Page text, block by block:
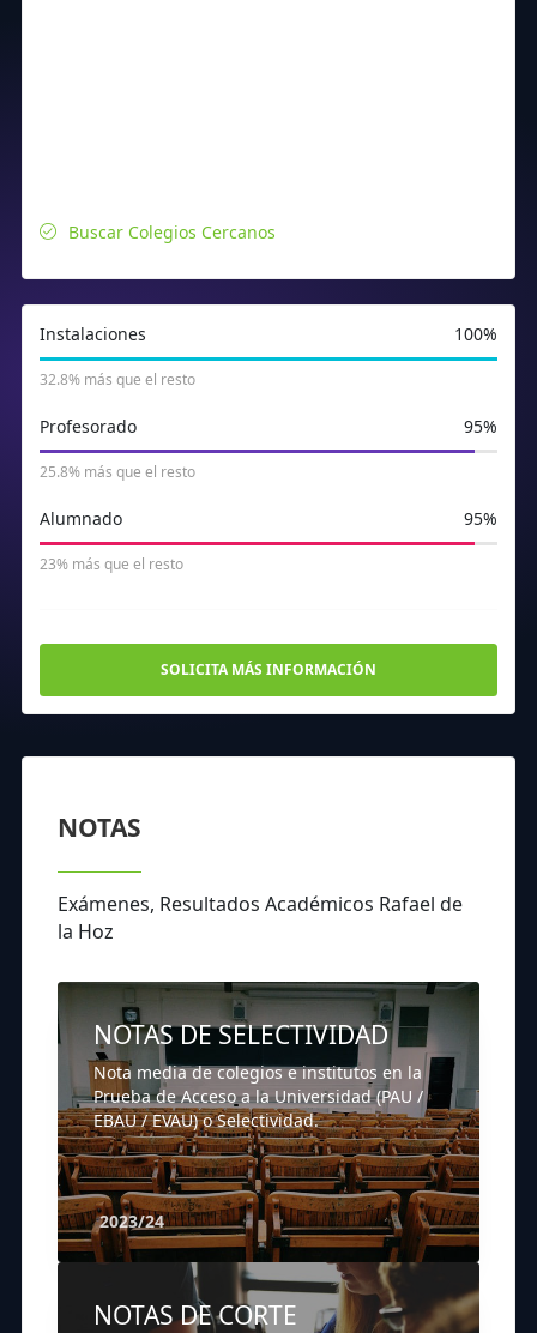
Buscar Colegios Cercanos
Instalaciones 100%
32.8% más que el resto
Profesorado 95%
25.8% más que el resto
Alumnado 95%
23% más que el resto
SOLICITA MÁS INFORMACIÓN
NOTAS
Exámenes, Resultados Académicos Rafael de
la Hoz
NOTAS DE SELECTIVIDAD
Nota media de colegios e institutos en la
Prueba de Acceso a la Universidad (PAU /
EBAU / EVAU) o Selectividad.
2023/24
NOTAS DE CORTE